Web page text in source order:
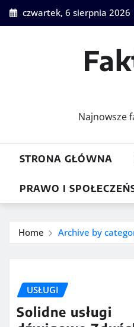
Skip
to
czwartek, 6 sierpnia 2026
Najnowsze
STRONA GŁÓWNA
PRAWO I
Home Archive by
USŁUGI
Solidne usługi